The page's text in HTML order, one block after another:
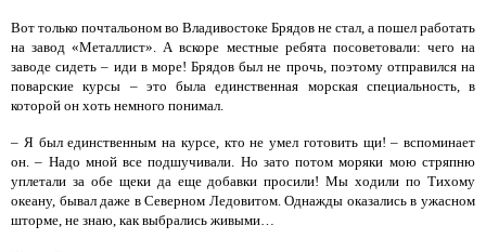
Вот только почтальоном во Владивостоке Брядов не стал, а пошел работать
на завод «Металлист». А вскоре местные ребята посоветовали: чего на
заводе сидеть – иди в море! Брядов был не прочь, поэтому отправился на
поварские курсы – это была единственная морская специальность, в
которой он хоть немного понимал.
– Я был единственным на курсе, кто не умел готовить щи! – вспоминает
он. – Надо мной все подшучивали. Но зато потом моряки мою стряпню
уплетали за обе щеки да еще добавки просили! Мы ходили по Тихому
океану, бывал даже в Северном Ледовитом. Однажды оказались в ужасном
шторме, не знаю, как выбрались живыми…